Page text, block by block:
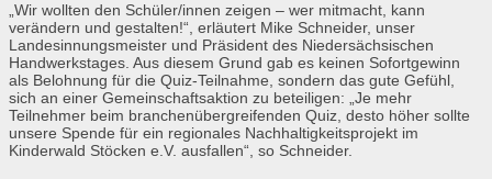
„Wir wollten den Schüler/innen zeigen – wer mitmacht, kann
verändern und gestalten!“, erläutert Mike Schneider, unser
Landesinnungsmeister und Präsident des Niedersächsischen
Handwerkstages. Aus diesem Grund gab es keinen Sofortgewinn
als Belohnung für die Quiz-Teilnahme, sondern das gute Gefühl,
sich an einer Gemeinschaftsaktion zu beteiligen: „Je mehr
Teilnehmer beim branchenübergreifenden Quiz, desto höher sollte
unsere Spende für ein regionales Nachhaltigkeitsprojekt im
Kinderwald Stöcken e.V. ausfallen“, so Schneider.